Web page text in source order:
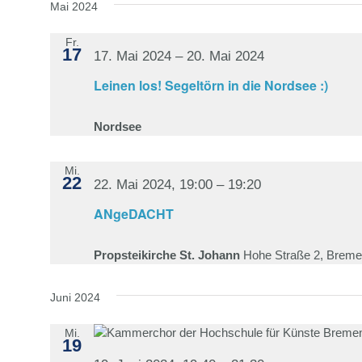
Mai 2024
Fr.
17
Leinen los! Segeltörn in die Nordsee :)
17. Mai 2024 – 20. Mai 2024
Nordsee
Mi.
22
ANgeDACHT
22. Mai 2024, 19:00 – 19:20
Propsteikirche St. Johann Hohe Straße 2,
Juni 2024
Mi.
19